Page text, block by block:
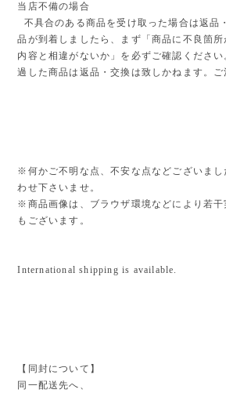
当店不備の場合
不具合のある商品を受け取った場合は返品
品が到着しましたら、まず「商品に不良箇
内容と相違がないか」を必ずご確認くださ
過した商品は返品・交換は致しかねます。ご
※何かご不明な点、不安な点などございまし
わせ下さいませ。
※商品画像は、ブラウザ環境などにより若干
もございます。
International shipping is available.
【同封について】
同一配送先へ、